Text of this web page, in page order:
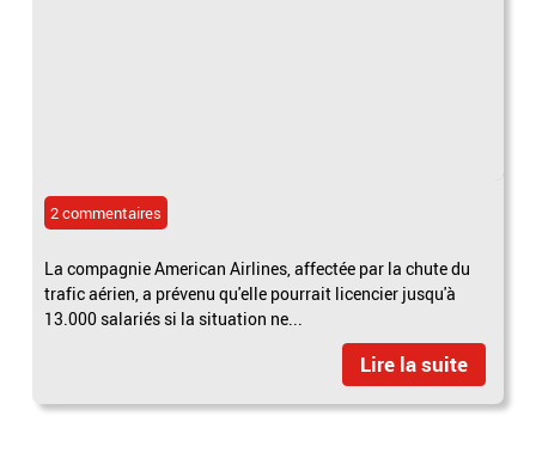
2 commentaires
La compagnie American Airlines, affectée par la chute du
trafic aérien, a prévenu qu'elle pourrait licencier jusqu'à
13.000 salariés si la situation ne...
Lire la suite